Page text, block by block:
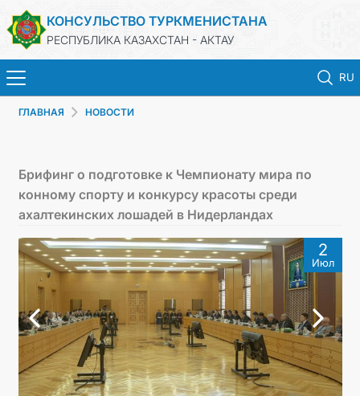
КОНСУЛЬСТВО ТУРКМЕНИСТАНА
РЕСПУБЛИКА КАЗАХСТАН - АКТАУ
RU
ТУРКМЕНИСТАН
КОНСУЛЬСКИЕ УСЛУГИ
ЗАПИСЬ НА ПРИЕМ
КОНТАКТНЫЕ ДАННЫЕ
ГЛАВНАЯ НОВОСТИ
Брифинг о подготовке к Чемпионату мира по
конному спорту и конкурсу красоты среди
ахалтекинских лошадей в Нидерландах
2
Июл